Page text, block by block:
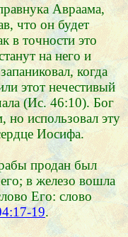
Авраама,
что он будет
в точности это
на него и
когда
этот нечестивый
(Ис. 46:10). Бог
но использовал эту
Иосифа.
продан был
в железо вошла
Его: слово
19.